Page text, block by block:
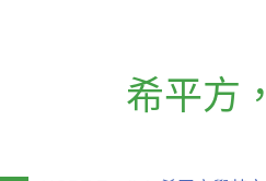
希平方 ，